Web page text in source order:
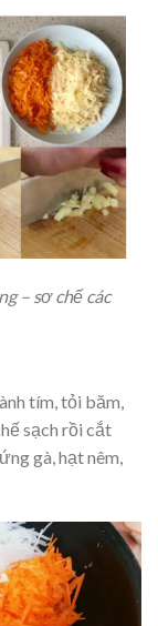
– sơ chế các
tím, tỏi băm,
sạch rồi cắt
gà, hạt nêm,